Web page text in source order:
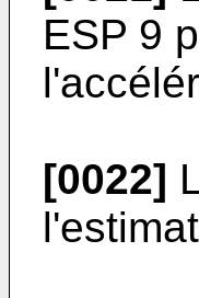
ESP 9
[0022]